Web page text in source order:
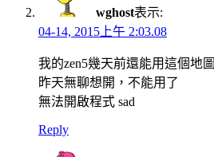
wghost表示:
04-14, 2015上午 2:03.08
我的zen5幾天前還能用這個地圖
昨天無聊想開，不能用了
無法開啟程式 sad
Reply